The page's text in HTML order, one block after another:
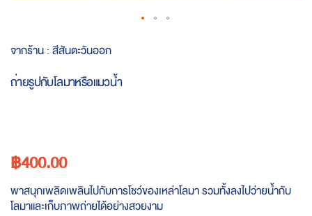
to
beginning
จากร้าน :สีสันตะวันออก
ถ่ายรูปกับโลมาหรือแมวน้ำ
฿400.00
พาสนุกเพลิดเพลินไปกับการโชว์ของเหล่าโลมา รวมทั้งลงไปว่ายน้ำกับ
โลมาและเก็บภาพถ่ายได้อย่างสวยงาม